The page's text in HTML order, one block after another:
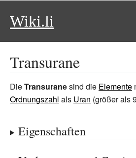
Wiki.li
Transurane
DieTransuranesind die Elemente
Ordnungszahl als Uran (größer als
Eigenschaften